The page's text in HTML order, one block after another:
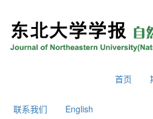
首页
联系我们 English